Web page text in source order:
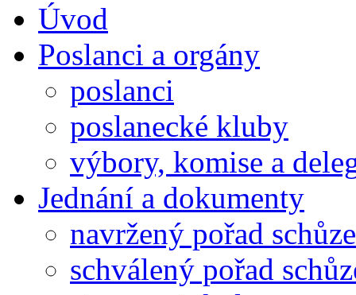
Úvod
Poslanci a orgány
poslanci
poslanecké kluby
výbory, komise a
Jednání a dokumenty
navržený pořad schůze
schválený pořad